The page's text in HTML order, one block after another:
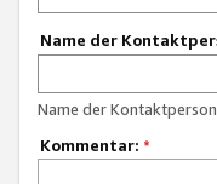
Name der
Name der Kontaktperson
Kommentar: *